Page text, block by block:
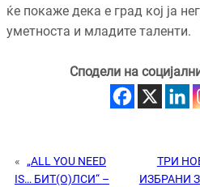
ќе покаже дека е град кој ја
уметноста и младите таленти.
Сподели на
«
„ALL YOU NEED
IS… БИТ(О)ЛСИ“ –
ТРИ
ИЗБРАНИ